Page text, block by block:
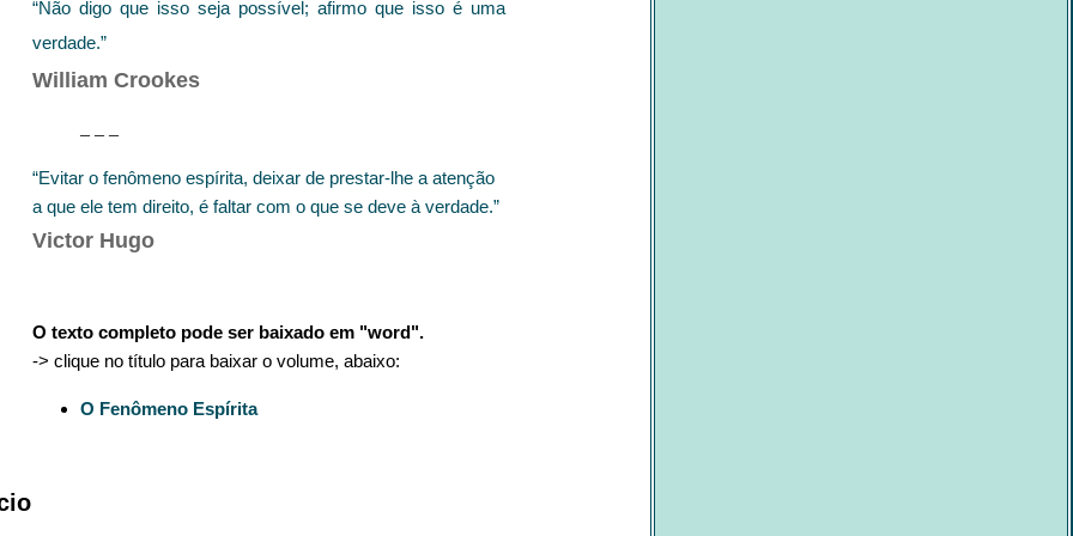
“Não digo que isso seja possível; afirmo que isso é uma
verdade.”
William Crookes
– – –
“Evitar o fenômeno espírita, deixar de prestar-lhe a atenção
a que ele tem direito, é faltar com o que se deve à verdade.”
Victor Hugo
O texto completo pode ser baixado em "word".
-> clique no título para baixar o volume, abaixo:
O Fenômeno Espírita